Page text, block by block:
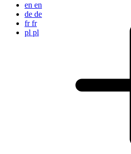
en en
de de
fr fr
pl pl